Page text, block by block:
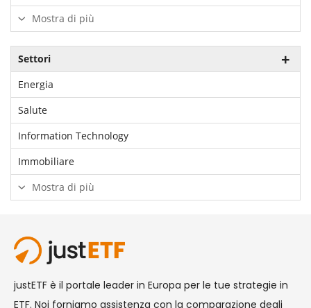
Mostra di più
Settori
Energia
Salute
Information Technology
Immobiliare
Mostra di più